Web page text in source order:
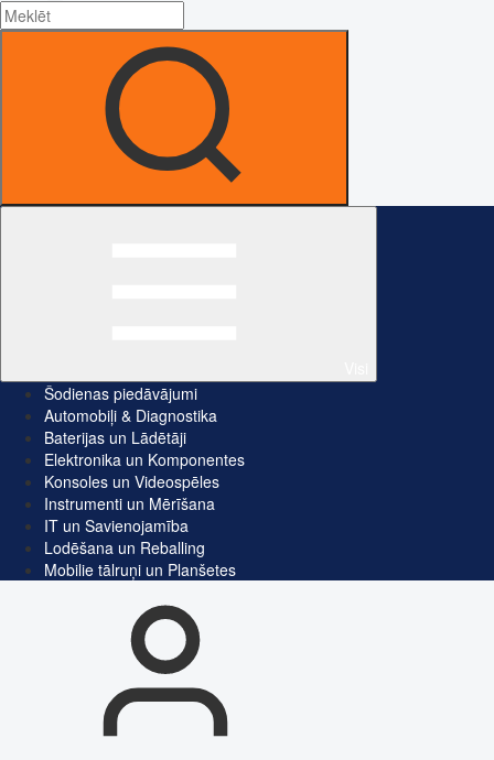
Šodienas piedāvājumi
Automobiļi & Diagnostika
Baterijas un Lādētāji
Elektronika un Komponentes
Konsoles un Videospēles
Instrumenti un Mērīšana
IT un Savienojamība
Lodēšana un Reballing
Mobilie tālruņi un Planšetes